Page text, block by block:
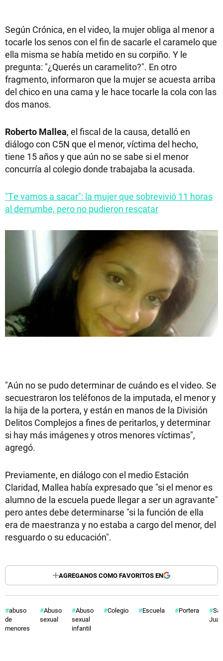
Según Crónica, en el video, la mujer obliga al menor a
tocarle los senos con el fin de sacarle el caramelo que
ella misma se había metido en su corpiño. Y le
pregunta: "¿Querés un caramelito?". En otro
fragmento, informaron que la mujer se acuesta arriba
del chico en una cama y le hace tocarle la cola con las
dos manos.
Roberto Mallea, el fiscal de la causa, detalló en
diálogo con C5N que el menor, víctima del hecho,
tiene 15 años y que aún no se sabe si el menor
concurría al colegio donde trabajaba la acusada.
"Te vamos a sacar": la mujer que sobrevivió 11 horas
al derrumbe, pero no pudieron rescatar
"Aún no se pudo determinar de cuándo es el video. Se
secuestraron los teléfonos de la imputada, el menor y
la hija de la portera, y están en manos de la División
Delitos Complejos a fines de peritarlos, y determinar
si hay más imágenes y otros menores víctimas",
agregó.
Previamente, en diálogo con el medio Estación
Claridad, Mallea había expresado que "si el menor es
alumno de la escuela puede llegar a ser un agravante"
pero antes debe determinarse "si la función de ella
era de maestranza y no estaba a cargo del menor, del
resguardo o su educación".
AGREGANOS COMO FAVORITOS EN
abuso
de
menores
Abuso
sexual
Abuso
sexual
infantil
Colegio Escuela Portera
Juan